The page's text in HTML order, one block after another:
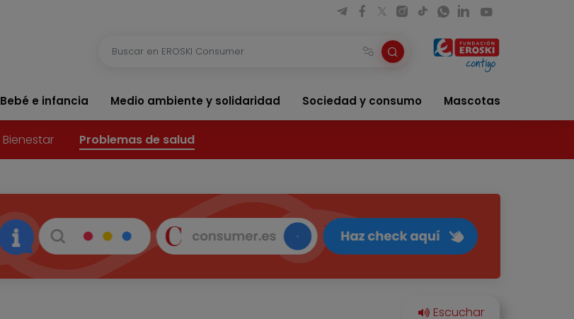
Bebé e infancia Medio ambiente y solidaridad Sociedad y consumo Mascotas
Bienestar Problemas de salud